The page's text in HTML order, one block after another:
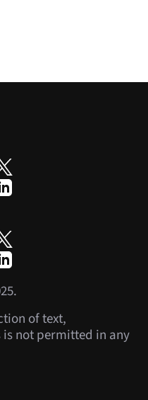
of text,
not permitted in any